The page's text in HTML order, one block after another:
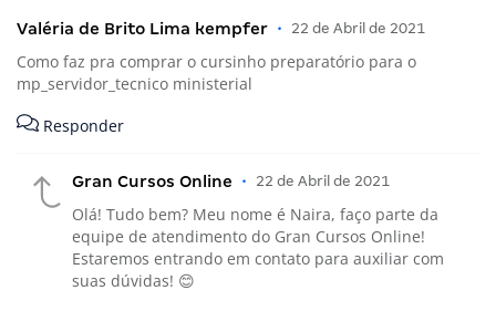
Valéria de Brito Lima kempfer • 22 de Abril de 2021
Como faz pra comprar o cursinho preparatório para o
mp_servidor_tecnico ministerial
Responder
Gran Cursos Online • 22 de Abril de 2021
Olá! Tudo bem? Meu nome é Naira, faço parte da
equipe de atendimento do Gran Cursos Online!
Estaremos entrando em contato para auxiliar com
suas dúvidas! 😊